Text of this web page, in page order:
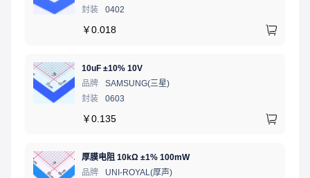
封装
0402
￥0.018
10uF ±10% 10V
品牌
SAMSUNG(三星)
封装
0603
￥0.135
厚膜电阻 10kΩ ±1% 100mW
品牌
UNI-ROYAL(厚声)